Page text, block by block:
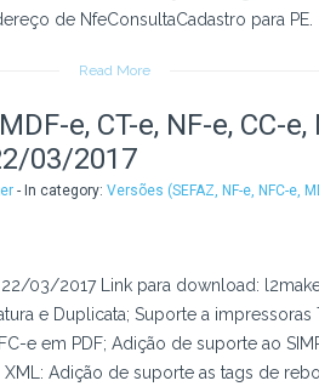
de NfeConsultaCadastro para PE.
Read More
e, CT-e, NF-e, CC-
03/2017
- In category: Versões (SEFAZ, NF-e, NFC-e,
22/03/2017 Link para download:
e Duplicata; Suporte a impressoras
e em PDF; Adição de suporte ao
Adição de suporte as tags de